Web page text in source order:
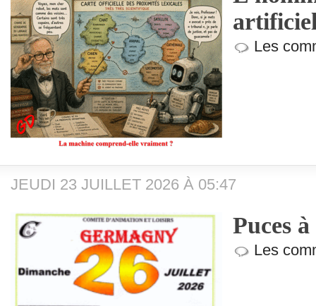
Les
JEUDI 23 JUILLET 2026 À 05:47
Puces
Les